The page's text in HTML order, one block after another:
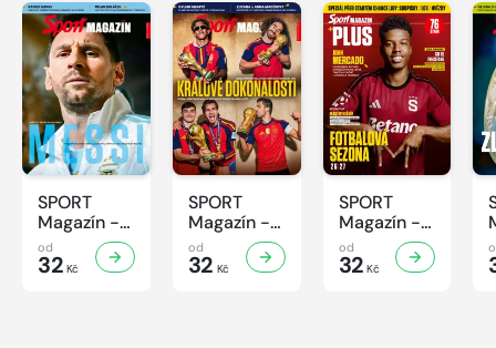
SPORT
Magazín -
32/2026
od
32 Kč
SPORT
Magazín -
31/2026
od
32 Kč
SPORT
Magazín -
30/2026
od
32 Kč